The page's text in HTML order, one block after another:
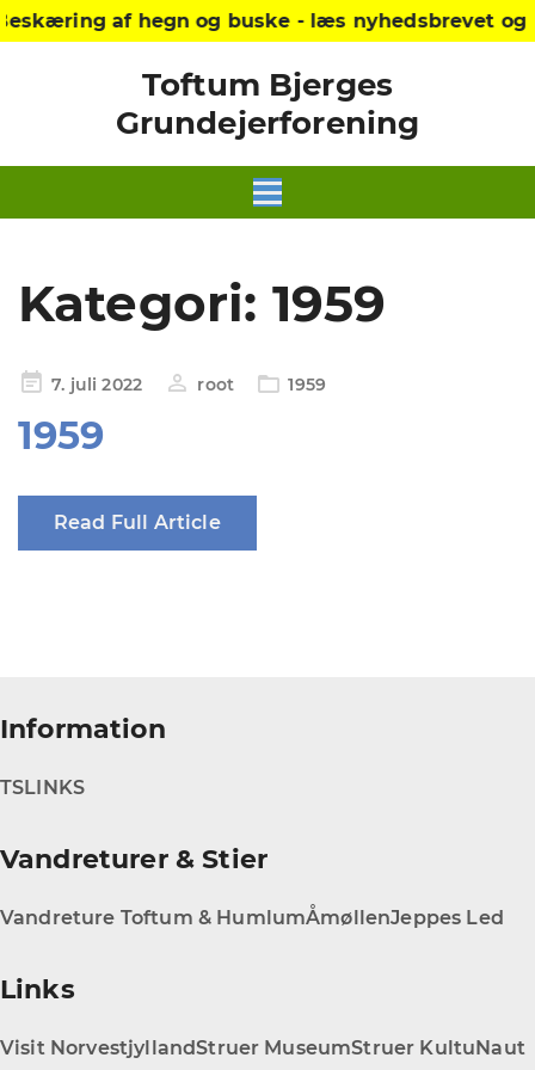
af hegn og buske - læs nyhedsbrevet
Toftum Bjerges
Grundejerforening
Kategori: 1959
Udgivet
7. juli 2022 root 1959
1959
Read Full Article
Information
TSLINKS
Vandreturer & Stier
Vandreture Toftum & HumlumÅmøllenJeppes Led
Links
Visit NorvestjyllandStruer MuseumStruer KultuNaut